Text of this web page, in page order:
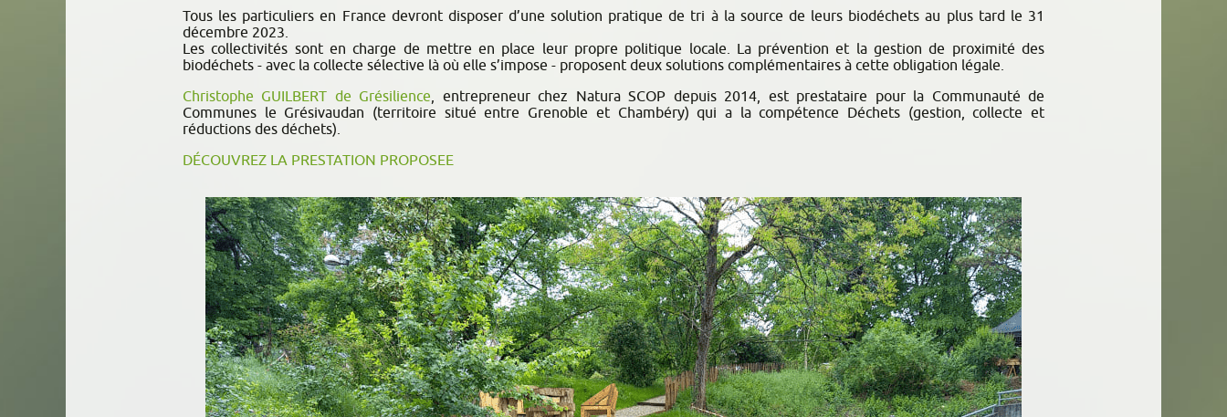
Tous les particuliers en France devront disposer d’une solution pratique de tri à la source de leurs biodéchets au plus tard le 31
décembre 2023.
Les collectivités sont en charge de mettre en place leur propre politique locale. La prévention et la gestion de proximité des
biodéchets - avec la collecte sélective là où elle s’impose - proposent deux solutions complémentaires à cette obligation légale.
Christophe GUILBERT de Grésilience , entrepreneur chez Natura SCOP depuis 2014, est prestataire pour la Communauté de
Communes le Grésivaudan (territoire situé entre Grenoble et Chambéry) qui a la compétence Déchets (gestion, collecte et
réductions des déchets).
DÉCOUVREZ LA PRESTATION PROPOSEE